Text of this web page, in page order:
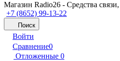
Магазин Radio26 - Средства
+7 (8652) 99-13-22
Поиск
Войти
Сравнение0
Отложенные 0